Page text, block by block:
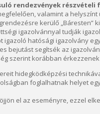
rendezvények
valamint a
kerülő
igazolvánnyal tudják
igazoló hatósági igazolvány
bejutást segítsék az
szerint korábban
hidegködképzési
foglalhatnak helyet
el az eseményre, ezzel